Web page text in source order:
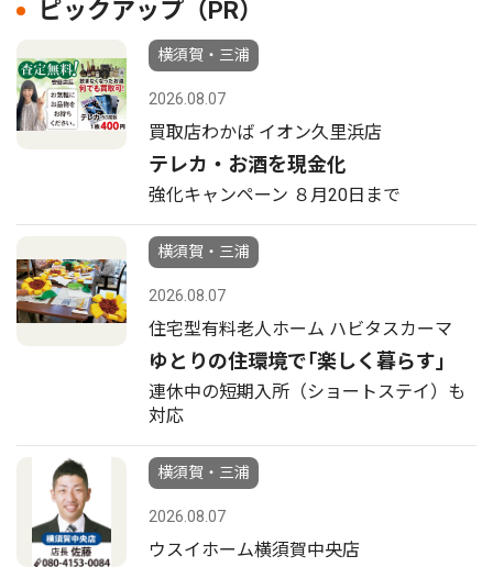
ピックアップ（PR）
横須賀・三浦
2026.08.07
買取店わかば イオン久里浜店
テレカ・お酒を現金化
強化キャンペーン ８月20日まで
横須賀・三浦
2026.08.07
住宅型有料老人ホーム ハビタスカーマ
ゆとりの住環境で｢楽しく暮らす｣
連休中の短期入所（ショートステイ）も
対応
横須賀・三浦
2026.08.07
ウスイホーム横須賀中央店